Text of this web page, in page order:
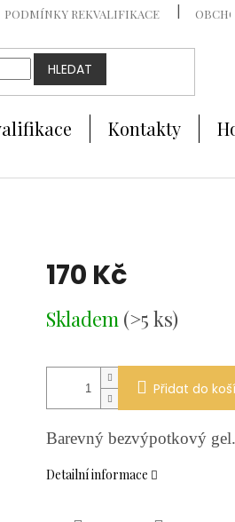
PODMÍNKY REKVALIFIKACE
HLEDAT
Kontakty
170 Kč
cena:
Skladem (>5 ks)
Přidat do
Barevný bezvýpotkový gel.
Detailní informace